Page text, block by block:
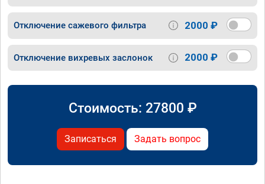
Отключение сажевого фильтра 2000 ₽
Отключение вихревых заслонок 2000 ₽
Стоимость: 27800 ₽
Записаться Задать вопрос